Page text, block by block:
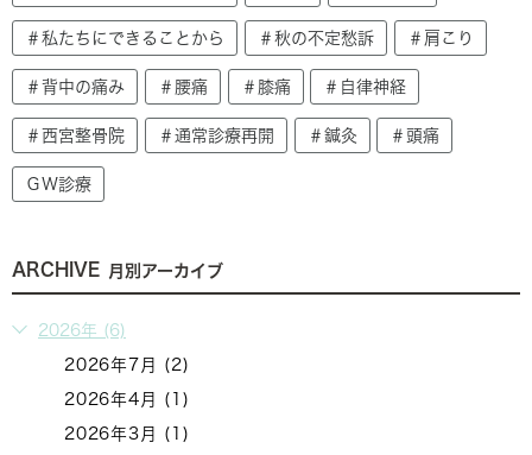
＃私たちにできることから ＃秋の不定愁訴 ＃肩こり
＃背中の痛み ＃腰痛 ＃膝痛 ＃自律神経
＃西宮整骨院 ＃通常診療再開 ＃鍼灸 ＃頭痛
ＧＷ診療
ARCHIVE 月別アーカイブ
2026年 (6)
2026年7月 (2)
2026年4月 (1)
2026年3月 (1)